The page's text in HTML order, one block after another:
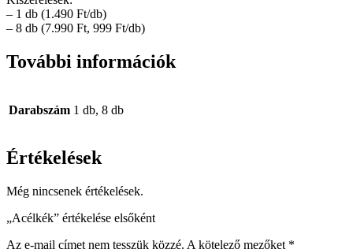
– 1 db (1.490 Ft/db)
– 8 db (7.990 Ft, 999 Ft/db)
További információk
Darabszám 1 db, 8 db
Értékelések
Még nincsenek értékelések.
„Acélkék” értékelése elsőként
Az e-mail címet nem tesszük közzé. A kötelező mezőket *